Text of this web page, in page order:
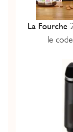
La Fourche
le